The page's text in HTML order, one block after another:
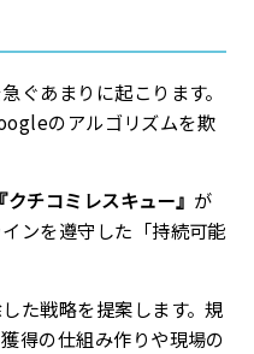
ぐあまりに起こります。
のアルゴリズムを欺
『クチコミレスキュー』 が
ンを遵守した「持続可能
た戦略を提案します。規
得の仕組み作りや現場の